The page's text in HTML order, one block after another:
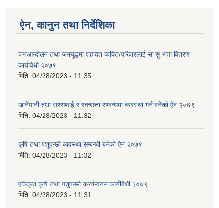
ऐन, कानुन तथा निर्देशिका
जनआन्दोलन तथा जनयुद्धमा शहादत व्यक्ति/परिवारलाई सा सु भत्ता वितरण
कार्यविधी २०७९
मिति: 04/28/2023 - 11:35
खानेपानी तथा सरसफाई र स्वच्छता सम्बन्धमा व्यवस्था गर्न बनेको ऐन २०७९
मिति: 04/28/2023 - 11:32
कृषि तथा पशुपन्छी व्यवस्था सम्बन्धी बनेको ऐन २०७९
मिति: 04/28/2023 - 11:32
एकिकृत कृषि तथा पशुपन्छी कार्यान्वयन कार्यविधी २०७९
मिति: 04/28/2023 - 11:31